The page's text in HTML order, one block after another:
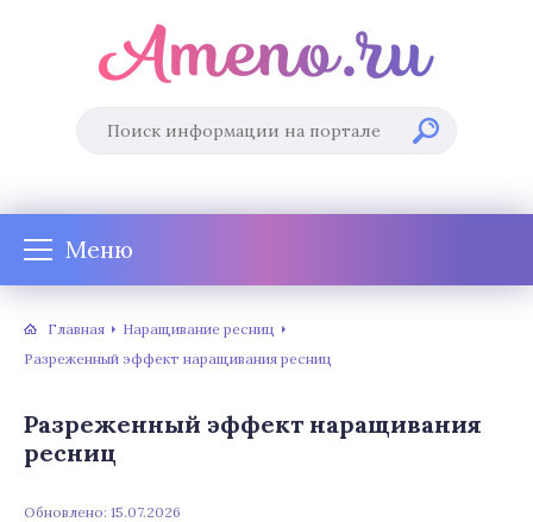
Меню
Главная
Наращивание ресниц
Разреженный эффект наращивания ресниц
Разреженный эффект наращивания
ресниц
Обновлено: 15.07.2026